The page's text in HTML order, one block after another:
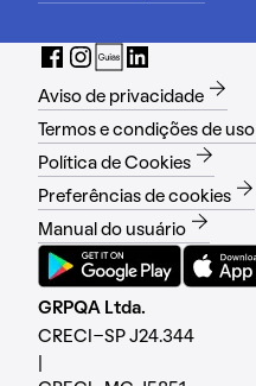
Aviso de privacidade
Termos e condições de uso
Política de Cookies
Preferências de cookies
Manual do usuário
GRPQA Ltda.
CRECI-SP J24.344